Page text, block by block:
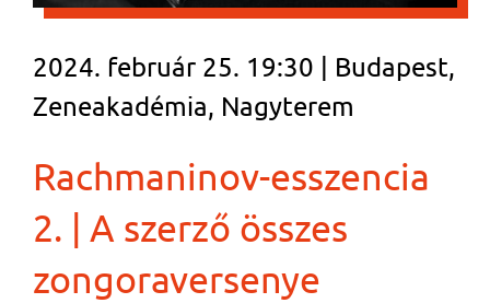
2024. február 25. 19:30 | Budapest,
Zeneakadémia, Nagyterem
Rachmaninov-esszencia
2. | A szerző összes
zongoraversenye